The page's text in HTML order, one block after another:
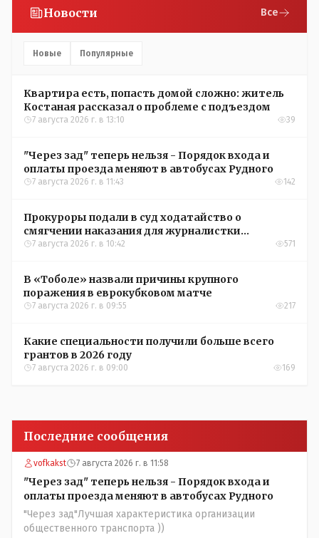
Новости Все
Новые Популярные
Квартира есть, попасть домой сложно: житель
Костаная рассказал о проблеме с подъездом
7 августа 2026 г. в 13:10 39
"Через зад" теперь нельзя - Порядок входа и
оплаты проезда меняют в автобусах Рудного
7 августа 2026 г. в 11:43 142
Прокуроры подали в суд ходатайство о
смягчении наказания для журналистки
Александры Алёховой
7 августа 2026 г. в 10:42 571
В «Тоболе» назвали причины крупного
поражения в еврокубковом матче
7 августа 2026 г. в 09:55 217
Какие специальности получили больше всего
грантов в 2026 году
7 августа 2026 г. в 09:00 169
Последние сообщения
vofkakst 7 августа 2026 г. в 11:58
"Через зад" теперь нельзя - Порядок входа и
оплаты проезда меняют в автобусах Рудного
"Через зад"Лучшая характеристика организации
общественного транспорта ))